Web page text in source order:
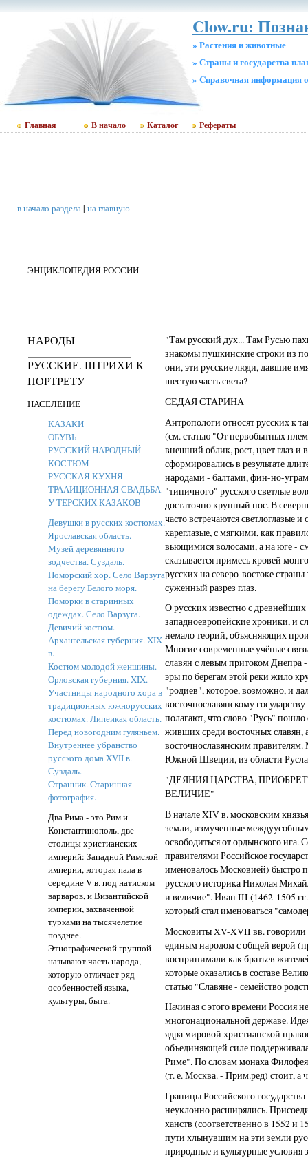
Clow.ru:
» Растения и животные
» Страны и государства
» Cправочная информация
Главная В начало Каталог Рефераты
в начало раздела| на главную
ЭНЦИКЛОПЕДИЯ РОССИИ
НАРОДЫ
РУССКИЕ. ШТРИХИ К
ПОРТРЕТУ
НАСЕЛЕНИЕ
КАЗАКИ
ОБУВЬ
РУССКИЙ НАРОДНЫЙ
КОСТЮМ
РУССКАЯ КУХНЯ
ТРААИЦИОННАЯ СВАДЬБА
У ТЕРСКИХ КАЗАКОВ
Девушки в русских костюмах.
Ярославская область.
Музей деревянного
зодчества. Суздаль.
Поморский хор. Село Варзуга
на берегу Белого моря.
Поморки в старинных
одеждах. Село Варзуга.
Девичий костюм.
Архангельская губерния. XIX
в.
Костюм молодой женшины.
Орловская губерния. XIX.
Участницы народного хора в
традиционных южнорусских
костюмах. Липеикая область.
Перед новогодним гуляньем.
Внутреннее убранство
русского дома XVII в.
Суздаль.
Странник. Старинная
фотография.
Два Рима - это Рим и
Константинополь, две
столицы христианских
империй: Западной Римской
империи, которая пала в
середине V в. под натиском
варваров, и Византийской
империи, захваченной
турками на тысячелетие
позднее.
Этнографической группой
называют часть народа,
которую отличает ряд
особенностей языка,
культуры, быта.
"Там русский дух... Там Русью
знакомы пушкинские строки из
они, эти русские люди, давшие
шестую часть света?
СЕДАЯ СТАРИНА
Антропологи относят русских к
(см. статью "От первобытных
внешний облик, рост, цвет глаз и
сформировались в результате
народами - балтами, фин-но-
"типичного" русского светлые
достаточно крупный нос. В
часто встречаются светлоглазые
кареглазые, с мягкими, как
вьющимися волосами, а на юге -
сказывается примесь кровей
русских на северо-востоке
суженный разрез глаз.
О русских известно с
западноевропейские хроники, и
немало теорий, объясняющих
Многие современные учёные
славян с левым притоком Днепра
эры по берегам этой реки жило
"родиев", которое, возможно, и
восточнославянскому
полагают, что слово "Русь"
живших среди восточных
восточнославянским
Южной Швеции, из области
"ДЕЯНИЯ ЦАРСТВА,
ВЕЛИЧИЕ"
В начале XIV в. московским
земли, измученные
освободиться от ордынского ига.
правителями Российское
именовалось Московией) быстро
русского историка Николая
и величие". Иван III (1462-1505
который стал именоваться
Московиты XV-XVII вв. говорили
единым народом с общей верой
воспринимали как братьев
которые оказались в составе
статью "Славяне - семейство
Начиная с этого времени Россия
многонациональной державе.
ядра мировой христианской
объединяющей силе
Риме". По словам монаха
(т. е. Москва. - Прим.ред) стоит, а
Границы Российского
неуклонно расширялись.
ханств (соответственно в 1552 и
пути хлынувшим на эти земли
природные и культурные условия